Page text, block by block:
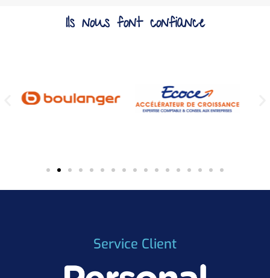
Ils nous font confiance
Service Client